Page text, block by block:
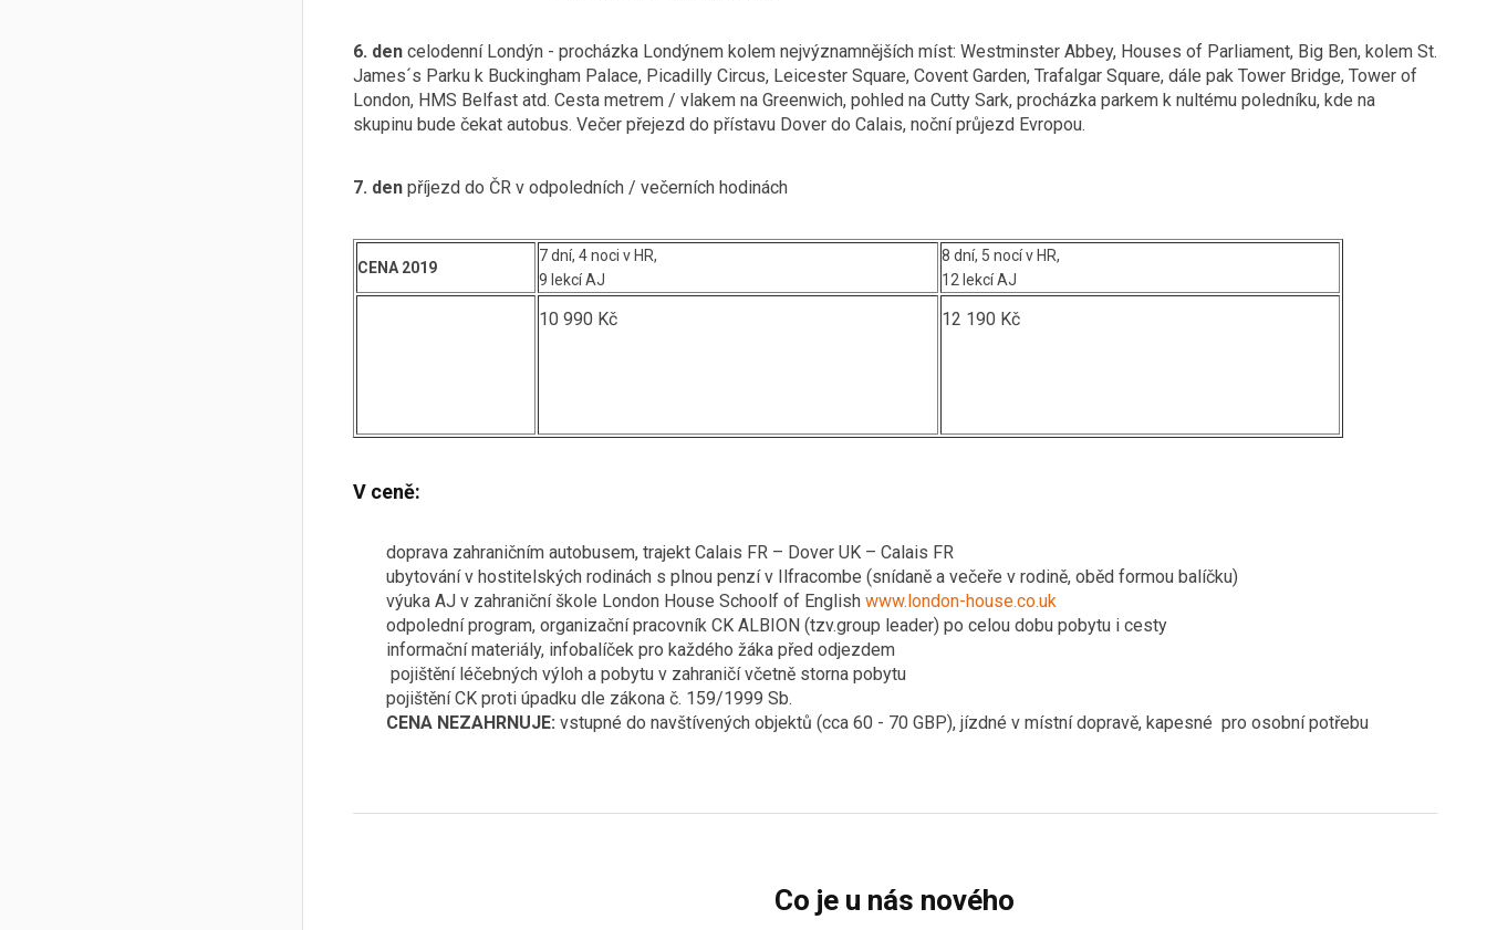
6. den celodenní Londýn - procházka Londýnem kolem nejvýznamnějších míst: Westminster Abbey, Houses of Parliament, Big Ben, kolem St.
James´s Parku k Buckingham Palace, Picadilly Circus, Leicester Square, Covent Garden, Trafalgar Square, dále pak Tower Bridge, Tower of
London, HMS Belfast atd. Cesta metrem / vlakem na Greenwich, pohled na Cutty Sark, procházka parkem k nultému poledníku, kde na
skupinu bude čekat autobus. Večer přejezd do přístavu Dover do Calais, noční průjezd Evropou.
7. denpříjezd do ČR v odpoledních / večerních hodinách
CENA 2019
7 dní, 4 noci v HR,
9 lekcí AJ
8 dní, 5 nocí v HR,
12 lekcí AJ
10 990 Kč 12 190 Kč
V ceně:
doprava zahraničním autobusem, trajekt Calais FR – Dover UK – Calais FR
ubytování v hostitelských rodinách s plnou penzí v Ilfracombe (snídaně a večeře v rodině, oběd formou balíčku)
výuka AJ v zahraniční škole London House Schoolf of English www.london-house.co.uk
odpolední program, organizační pracovník CK ALBION (tzv.group leader) po celou dobu pobytu i cesty
informační materiály, infobalíček pro každého žáka před odjezdem
pojištění léčebných výloh a pobytu v zahraničí včetně storna pobytu
pojištění CK proti úpadku dle zákona č. 159/1999 Sb.
CENA NEZAHRNUJE: vstupné do navštívených objektů (cca 60 - 70 GBP), jízdné v místní dopravě, kapesné pro osobní potřebu
Co je u nás nového